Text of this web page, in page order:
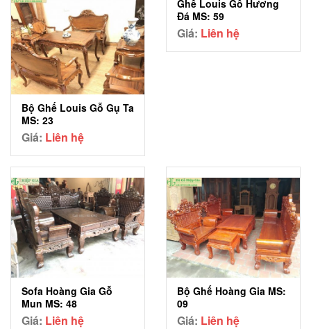
Bộ Ghế Louis Gỗ Gụ Ta
MS: 23
Giá: Liên hệ
Ghế Louis Gỗ Hương
Đá MS: 59
Giá: Liên hệ
Sofa Hoàng Gia Gỗ
Mun MS: 48
Giá: Liên hệ
Bộ Ghế Hoàng Gia MS:
09
Giá: Liên hệ